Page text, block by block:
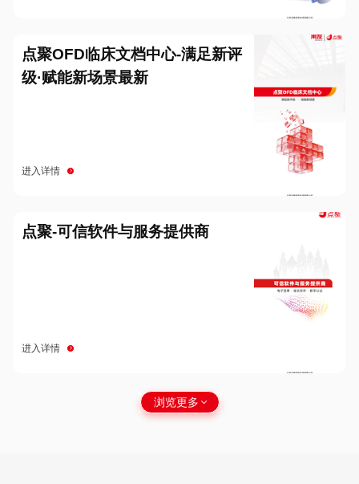
点聚OFD临床文档中心-满足新评
级·赋能新场景最新
进入详情
点聚-可信软件与服务提供商
进入详情
浏览更多